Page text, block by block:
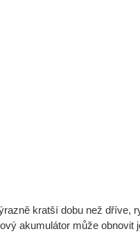
kratší dobu než dříve,
akumulátor může obnovit